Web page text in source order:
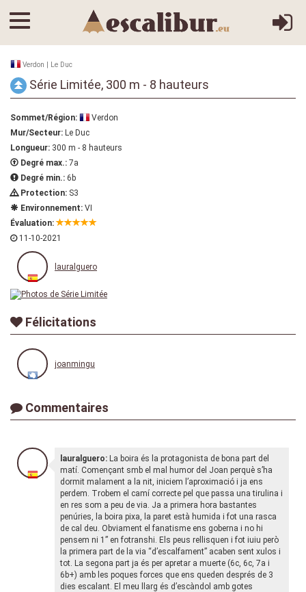
Verdon | Le Duc
Série Limitée, 300 m - 8 hauteurs
Sommet/Région:
Verdon
Mur/Secteur: Le Duc
Longueur: 300 m - 8 hauteurs
Degré max.: 7a
Degré min.: 6b
Protection: S3
Environnement: VI
Évaluation:
11-10-2021
lauralguero
Félicitations
joanmingu
Commentaires
lauralguero: La boira és la protagonista de bona part del
matí. Començant smb el mal humor del Joan perquè s’ha
dormit malament a la nit, iniciem l’aproximació i ja ens
perdem. Trobem el camí correcte pel que passa una tirulina i
en res som a peu de via. Ja a primera hora bastantes
penúries, la boira pixa, la paret està humida i fot una rasca
de cal deu. Obviament el fanatisme ens goberna i no hi
pensem ni 1” en fotranshi. Els peus rellisquen i fot iuiu però
la primera part de la via “d’escalfament” acaben sent xulos i
tot. La segona part ja és per apretar a muerte (6c, 6c, 7a i
6b+) amb les poques forces que ens queden després de 3
dies escalant. El meu llarg és d’escàndol amb gotes